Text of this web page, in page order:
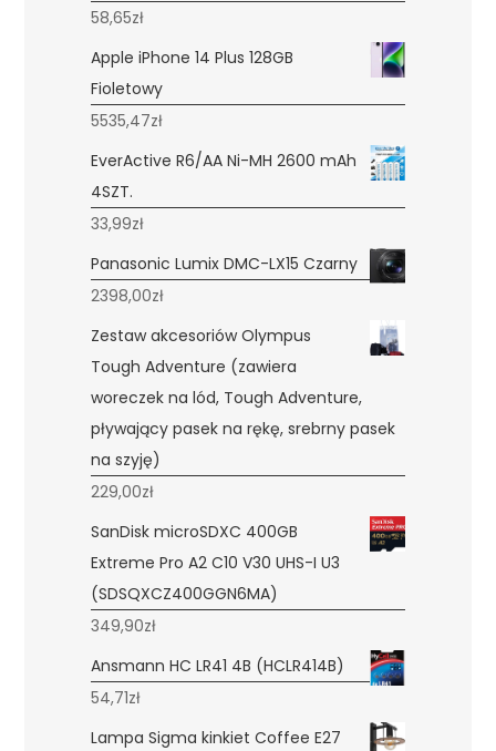
58,65zł
Apple iPhone 14 Plus 128GB
Fioletowy
5535,47zł
EverActive R6/AA Ni-MH 2600 mAh
4SZT.
33,99zł
Panasonic Lumix DMC-LX15 Czarny
2398,00zł
Zestaw akcesoriów Olympus
Tough Adventure (zawiera
woreczek na lód, Tough Adventure,
pływający pasek na rękę, srebrny pasek
na szyję)
229,00zł
SanDisk microSDXC 400GB
Extreme Pro A2 C10 V30 UHS-I U3
(SDSQXCZ400GGN6MA)
349,90zł
Ansmann HC LR41 4B (HCLR414B)
54,71zł
Lampa Sigma kinkiet Coffee E27